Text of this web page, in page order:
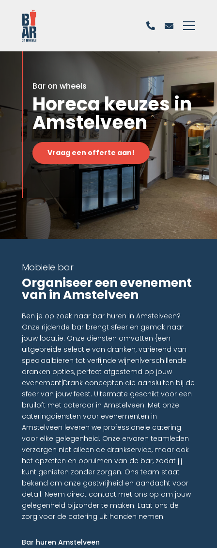
Bar on wheels
Horeca keuzes in
Amstelveen
Vraag een offerte aan!
Mobiele bar
Organiseer een evenement
van in Amstelveen
Ben je op zoek naar bar huren in Amstelveen?
Onze rijdende bar brengt sfeer en gemak naar
jouw locatie. Onze diensten omvatten {een
uitgebreide selectie van dranken, variërend van
speciaalbieren tot verfijnde wijnen|verschillende
dranken opties, perfect afgestemd op jouw
evenement|Drank concepten die aansluiten bij de
sfeer van jouw feest. Uitermate geschikt voor een
bruiloft met cateraar in Amstelveen. Met onze
cateringdiensten voor evenementen in
Amstelveen leveren we professionele catering
voor elke gelegenheid. Onze ervaren teamleden
verzorgen niet alleen de drankservice, maar ook
het opzetten en opruimen van de bar, zodat jij
kunt genieten zonder zorgen. Ons team staat
bekend om onze gastvrijheid en aandacht voor
detail. Neem direct contact met ons op om jouw
gelegenheid bijzonder te maken. Laat ons de
zorg voor de catering uit handen nemen.
Bar huren Amstelveen